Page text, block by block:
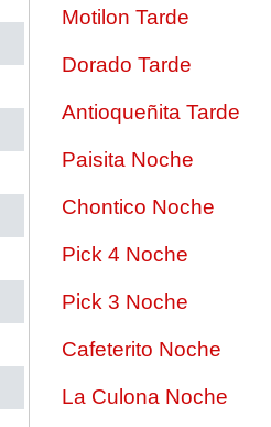
Motilon Tarde
Dorado Tarde
Antioqueñita Tarde
Paisita Noche
Chontico Noche
Pick 4 Noche
Pick 3 Noche
Cafeterito Noche
La Culona Noche